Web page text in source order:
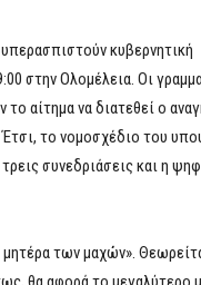
κυβερνητική
στην Ολομέλεια. Οι
αίτημα να διατεθεί ο
το νομοσχέδιο του
συνεδριάσεις και η
των μαχών».